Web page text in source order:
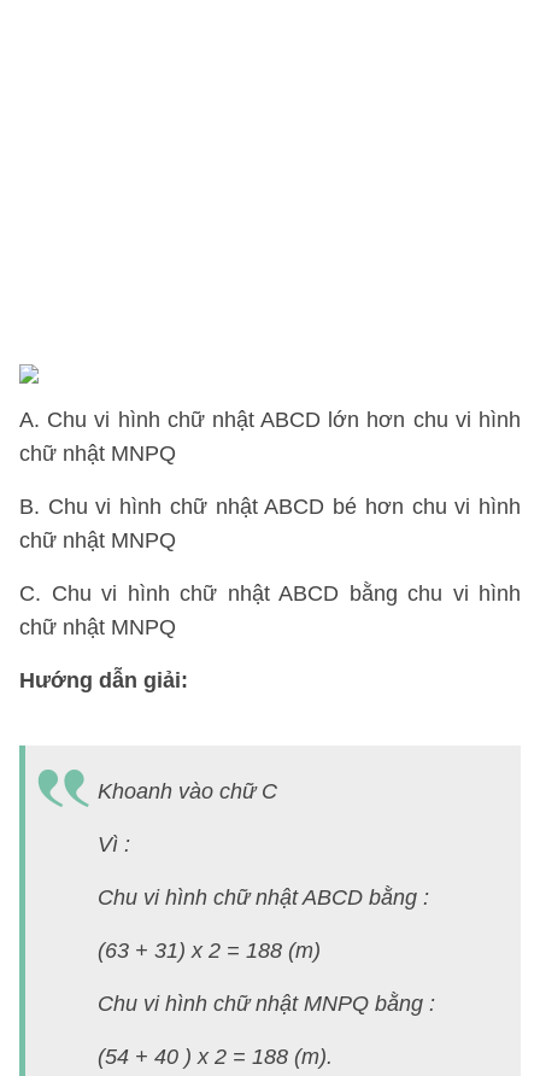
A. Chu vi hình chữ nhật ABCD lớn hơn chu vi hình
chữ nhật MNPQ
B. Chu vi hình chữ nhật ABCD bé hơn chu vi hình
chữ nhật MNPQ
C. Chu vi hình chữ nhật ABCD bằng chu vi hình
chữ nhật MNPQ
Hướng dẫn giải:
Khoanh vào chữ C
Vì :
Chu vi hình chữ nhật ABCD bằng :
(63 + 31) x 2 = 188 (m)
Chu vi hình chữ nhật MNPQ bằng :
(54 + 40 ) x 2 = 188 (m).